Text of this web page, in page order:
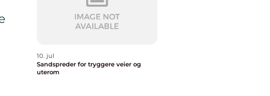
10. jul
Sandspreder for tryggere veier og
uterom